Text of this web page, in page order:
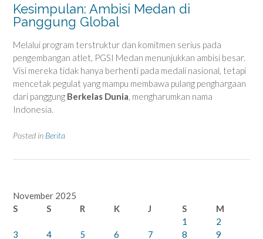
Kesimpulan: Ambisi Medan di
Panggung Global
Melalui program terstruktur dan komitmen serius pada
pengembangan atlet, PGSI Medan menunjukkan ambisi besar.
Visi mereka tidak hanya berhenti pada medali nasional, tetapi
mencetak pegulat yang mampu membawa pulang penghargaan
dari panggung Berkelas Dunia, mengharumkan nama
Indonesia.
Posted in Berita
November 2025
S
S R K J S
M
1
2
3
4 5 6 7 8
9